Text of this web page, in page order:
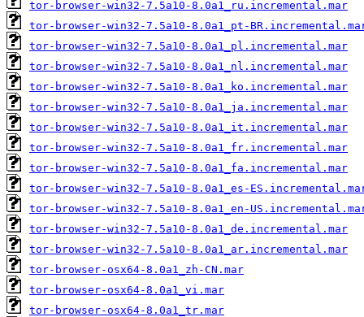
tor-browser-win32-7.5a10-8.0a1_ru.incremental.mar
tor-browser-win32-7.5a10-8.0a1_pt-
tor-browser-win32-7.5a10-8.0a1_pl.incremental.mar
tor-browser-win32-7.5a10-8.0a1_nl.incremental.mar
tor-browser-win32-7.5a10-8.0a1_ko.incremental.mar
tor-browser-win32-7.5a10-8.0a1_ja.incremental.mar
tor-browser-win32-7.5a10-8.0a1_it.incremental.mar
tor-browser-win32-7.5a10-8.0a1_fr.incremental.mar
tor-browser-win32-7.5a10-8.0a1_fa.incremental.mar
tor-browser-win32-7.5a10-8.0a1_es-
tor-browser-win32-7.5a10-8.0a1_en-
tor-browser-win32-7.5a10-8.0a1_de.incremental.mar
tor-browser-win32-7.5a10-8.0a1_ar.incremental.mar
tor-browser-osx64-8.0a1_zh-CN.mar
tor-browser-osx64-8.0a1_vi.mar
tor-browser-osx64-8.0a1_tr.mar